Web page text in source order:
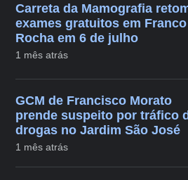
Carreta da Mamografia
exames gratuitos em
Rocha em 6 de julho
1 mês atrás
GCM de Francisco Morato
prende suspeito por tráfico
drogas no Jardim São José
1 mês atrás